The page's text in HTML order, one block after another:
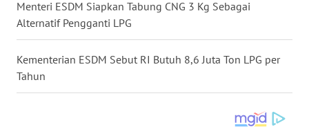
Menteri ESDM Siapkan Tabung CNG 3 Kg Sebagai
Alternatif Pengganti LPG
Kementerian ESDM Sebut RI Butuh 8,6 Juta Ton LPG per
Tahun
NIAS
LANGKAT
WN